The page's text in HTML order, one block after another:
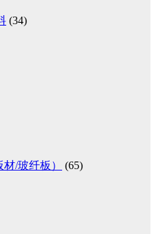
(34)
/玻纤板）
(65)